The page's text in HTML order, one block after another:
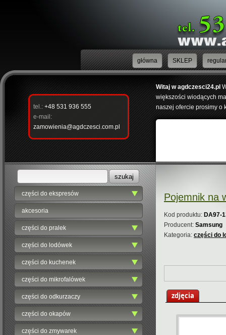
Witaj w agdczesci24.pl
większości wiodących
naszej ofercie prosimy o
tel.: +48 531 936 555
e-mail:
zamowienia@agdczesci.com.pl
główna SKLEP
części do ekspresów
akcesoria
części do pralek
części do lodówek
części do kuchenek
części do mikrofalówek
części do odkurzaczy
części do okapów
części do zmywarek
Pojemnik na
Kod produktu: DA97-
Producent: Samsung
Kategoria: części do
zdjęcia